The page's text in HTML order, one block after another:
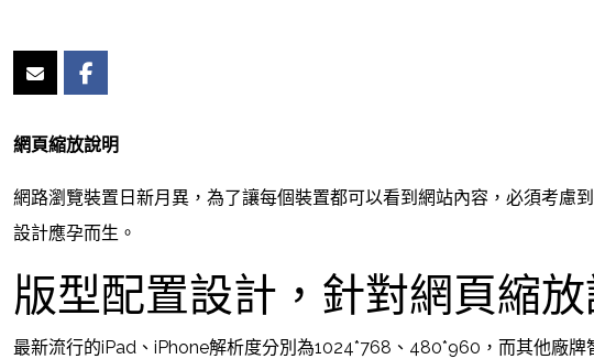
網頁縮放說明
網路瀏覽裝置日新月異，為了讓每個裝置都可以看到網站內容，必須考慮
設計應孕而生。
版型配置設計，針對網頁縮放
最新流行的iPad、iPhone解析度分別為1024*768、480*960，而其他廠